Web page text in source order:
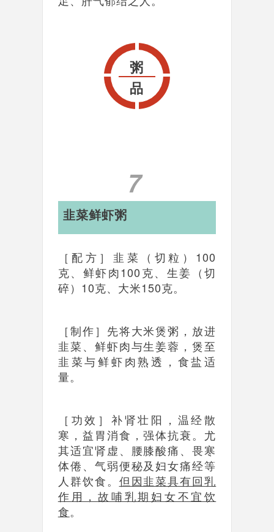
粥
品
7
韭菜鲜虾粥
［配方］韭菜（切粒）100
克、鲜虾肉100克、生姜（切
碎）10克、大米150克。
［制作］先将大米煲粥，放进
韭菜、鲜虾肉与生姜蓉，煲至
韭菜与鲜虾肉熟透，食盐适
量。
［功效］补肾壮阳，温经散
寒，益胃消食，强体抗衰。尤
其适宜肾虚、腰膝酸痛、畏寒
体倦、气弱便秘及妇女痛经等
人群饮食。 但因韭菜具有回乳
作用，故哺乳期妇女不宜饮
食。